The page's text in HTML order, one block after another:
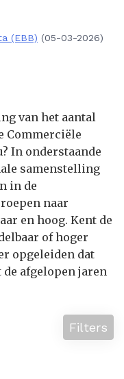
(EBB) (05-03-2026)
van het aantal
Commerciële
In onderstaande
samenstelling
in de
naar
en hoog. Kent de
of hoger
opgeleiden dat
afgelopen jaren
Filters